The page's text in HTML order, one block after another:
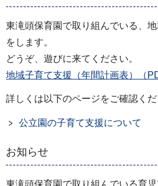
東滝頭保育園で取り組んでいる、
をします。
どうぞ、遊びに来てください。
地域子育て支援（年間計画表）（
詳しくは以下のページをご確認くだ
公立園の子育て支援について
お知らせ
東滝頭保育園で取り組んでいる育